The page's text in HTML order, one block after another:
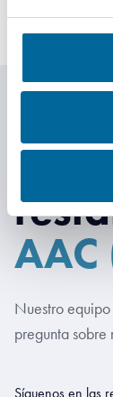
AAC
Nuestro
pregunta sobre
Síguenos en las